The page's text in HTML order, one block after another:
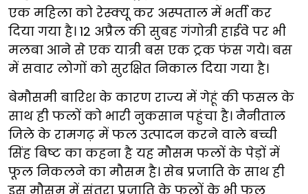
एक महिला को रेस्क्यू कर अस्पताल में भर्ती कर
दिया गया है। 12 अप्रैल की सुबह गंगोत्री हाईवे पर भी
मलबा आने से एक यात्री बस एक ट्रक फंस गये। बस
में सवार लोगों को सुरक्षित निकाल दिया गया है।
बेमौसमी बारिश के कारण राज्य में गेहूं की फसल के
साथ ही फलों को भारी नुकसान पहुंचा है। नैनीताल
जिले के रामगढ़ में फल उत्पादन करने वाले बच्ची
सिंह बिष्ट का कहना है यह मौसम फलों के पेड़ों में
फूल निकलने का मौसम है। सेब प्रजाति के साथ ही
इस मौसम में संतरा प्रजाति के फलों के भी फूल